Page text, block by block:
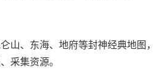
山、东海、地府等封神经典地图，
采集资源。